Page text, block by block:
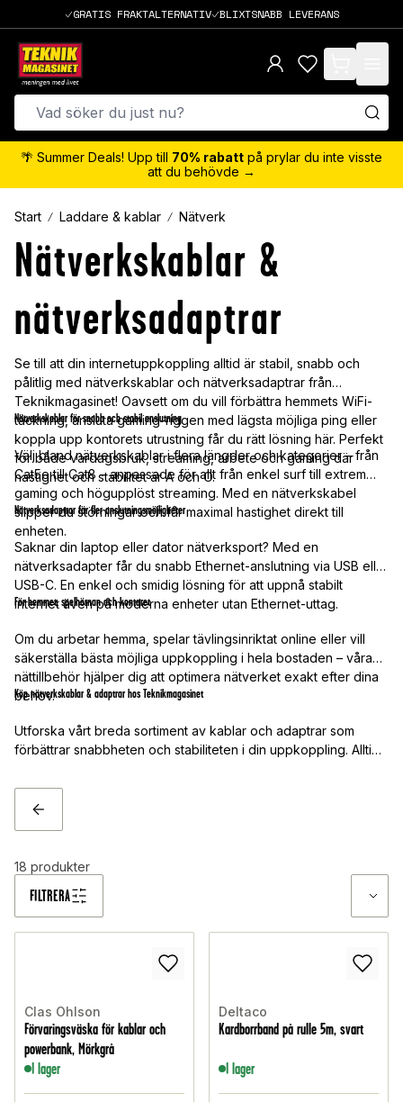
GRATIS FRAKTALTERNATIV BLIXTSNABB LEVERANS
items in cart,
🌴 Summer Deals! Upp till 70% rabatt på prylar du inte visste
att du behövde →
Start Laddare & kablar Nätverk
Nätverkskablar &
nätverksadaptrar
Se till att din internetuppkoppling alltid är stabil, snabb och
pålitlig med nätverkskablar och nätverksadaptrar från
Teknikmagasinet! Oavsett om du vill förbättra hemmets WiFi-
täckning, ansluta gaming-riggen med lägsta möjliga ping eller
koppla upp kontorets utrustning får du rätt lösning här. Perfekt
för både vardagsbruk, streaming, arbete och gaming där
hastighet och stabilitet är A och O.
Nätverkskablar för snabb och stabil anslutning
Välj bland nätverkskablar i flera längder och kategorier – från
Cat5e till Cat8 – anpassade för allt från enkel surf till extrem
gaming och högupplöst streaming. Med en nätverkskabel
slipper du störningar och får maximal hastighet direkt till
enheten.
Nätverksadaptrar för fler anslutningsmöjligheter
Saknar din laptop eller dator nätverksport? Med en
nätverksadapter får du snabb Ethernet-anslutning via USB eller
USB-C. En enkel och smidig lösning för att uppnå stabilt
internet även på moderna enheter utan Ethernet-uttag.
För hemmet, spelhörnan och kontoret
Om du arbetar hemma, spelar tävlingsinriktat online eller vill
säkerställa bästa möjliga uppkoppling i hela bostaden – våra
nättillbehör hjälper dig att optimera nätverket exakt efter dina
behov.
Köp nätverkskablar & adaptrar hos Teknikmagasinet
Utforska vårt breda sortiment av kablar och adaptrar som
förbättrar snabbheten och stabiliteten i din uppkoppling. Alltid
uppkopplad – varje dag!
TILLBAKA
FILTRERA
18 produkter
Clas Ohlson
Förvaringsväska för kablar och
powerbank, Mörkgrå
I lager
Deltaco
Kardborrband på rulle 5m, svart
I lager